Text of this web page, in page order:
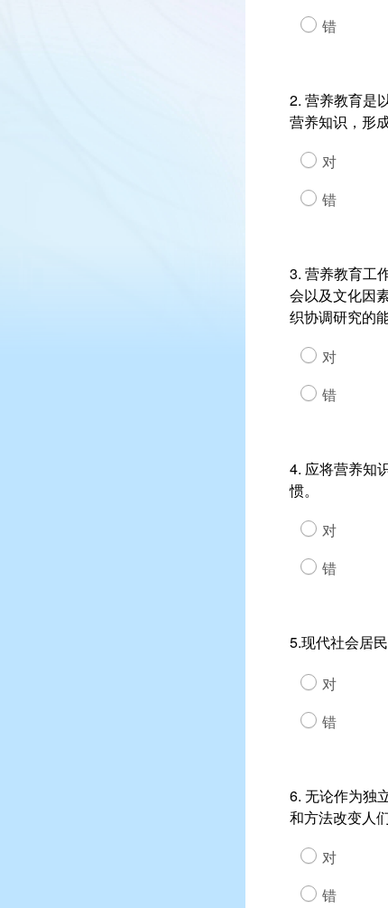
错
2. 营养教育是
营养知识，形
对
错
3. 营养教育工
会以及文化因
织协调研究的能
对
错
4. 应将营养知
惯。
对
错
5.现代社会居
对
错
6. 无论作为独
和方法改变人
对
错